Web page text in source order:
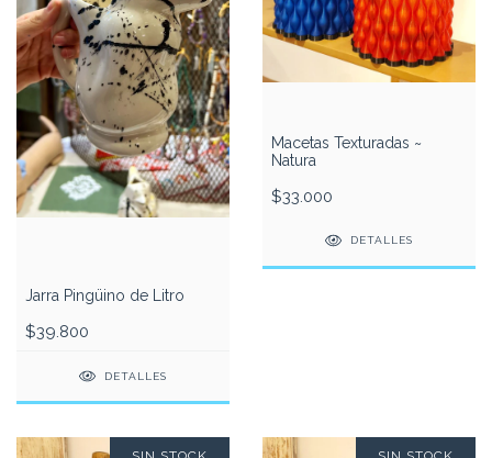
Jarra Pingüino de Litro
$39.800
DETALLES
Macetas Texturadas ~
Natura
$33.000
DETALLES